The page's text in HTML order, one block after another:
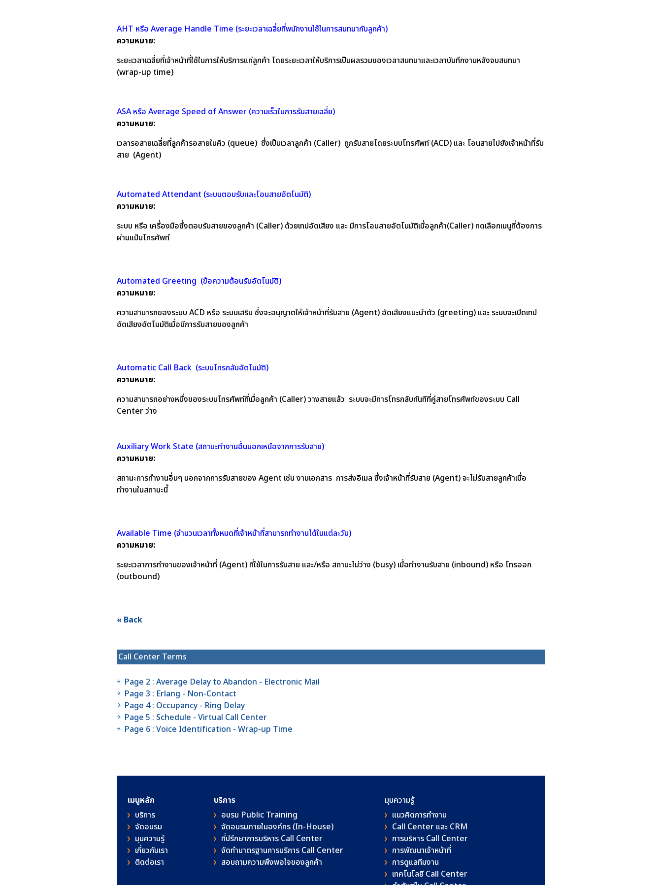
AHT หรือ Average Handle Time (ระยะเวลาเฉลี่ยที่พนักงานใช้ในการสนทนากับลูกค้า)
ความหมาย:
ระยะเวลาเฉลี่ยที่เจ้าหน้าที่ใช้ในการให้บริการแก่ลูกค้า โดยระยะเวลาให้บริการเป็นผลรวมของเวลาสนทนาและเวลาบันทึกงานหลังจบสนทนา
(wrap-up time)
ASA หรือ Average Speed of Answer (ความเร็วในการรับสายเฉลี่ย)
ความหมาย:
เวลารอสายเฉลี่ยที่ลูกค้ารอสายในคิว (queue) ซึ่งเป็นเวลาลูกค้า (Caller) ถูกรับสายโดยระบบโทรศัพท์ (ACD) และ โอนสายไปยังเจ้าหน้าที่รับ
สาย (Agent)
Automated Attendant (ระบบตอบรับและโอนสายอัตโนมัติ)
ความหมาย:
ระบบ หรือ เครื่องมือซึ่งตอบรับสายของลูกค้า (Caller) ด้วยเทปอัดเสียง และ มีการโอนสายอัตโนมัติเมื่อลูกค้า(Caller) กดเลือกเมนูที่ต้องการ
ผ่านแป้นโทรศัพท์
Automated Greeting (ข้อความต้อนรับอัตโนมัติ)
ความหมาย:
ความสามารถของระบบ ACD หรือ ระบบเสริม ซึ่งจะอนุญาตให้เจ้าหน้าที่รับสาย (Agent) อัดเสียงแนะนำตัว (greeting) และ ระบบจะเปิดเทป
อัดเสียงอัตโนมัติเมื่อมีการรับสายของลูกค้า
Automatic Call Back (ระบบโทรกลับอัตโนมัติ)
ความหมาย:
ความสามารถอย่างหนึ่งของระบบโทรศัพท์ที่เมื่อลูกค้า (Caller) วางสายแล้ว ระบบจะมีการโทรกลับทันทีที่คู่สายโทรศัพท์ของระบบ Call
Center ว่าง
Auxiliary Work State (สถานะทำงานอื่นนอกเหนือจากการรับสาย)
ความหมาย:
สถานะการทำงานอื่นๆ นอกจากการรับสายของ Agent เช่น งานเอกสาร การส่งอีเมล ซึ่งเจ้าหน้าที่รับสาย (Agent) จะไม่รับสายลูกค้าเมื่อ
ทำงานในสถานะนี้
Available Time (จำนวนเวลาทั้งหมดที่เจ้าหน้าที่สามารถทำงานได้ในแต่ละวัน)
ความหมาย:
ระยะเวลาการทำงานของเจ้าหน้าที่ (Agent) ที่ใช้ในการรับสาย และ/หรือ สถานะไม่ว่าง (busy) เมื่อทำงานรับสาย (inbound) หรือ โทรออก
(outbound)
« Back
Call Center Terms
Page 2 : Average Delay to Abandon - Electronic Mail
Page 3 : Erlang - Non-Contact
Page 4 : Occupancy - Ring Delay
Page 5 : Schedule - Virtual Call Center
Page 6 : Voice Identification - Wrap-up Time
เมนูหลัก
บริการ
จัดอบรม
มุมความรู้
เกี่ยวกับเรา
ติดต่อเรา
บริการ
อบรม Public Training
จัดอบรมภายในองค์กร (In-House)
ที่ปรึกษาการบริหาร Call Center
จัดทำมาตรฐานการบริการ Call Center
สอบถามความพึงพอใจของลูกค้า
มุมความรู้
แนวคิดการทำงาน
Call Center และ CRM
การบริหาร Call Center
การพัฒนาเจ้าหน้าที่
การดูแลทีมงาน
เทคโนโลยี Call Center